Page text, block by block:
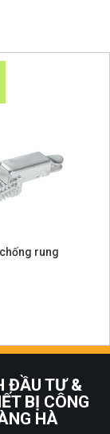
rung
ĐẦU TƯ &
BỊ CÔNG
HÀ